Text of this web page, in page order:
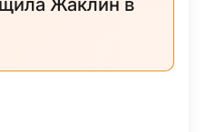
Жаклин в